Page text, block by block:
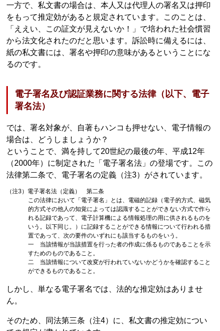
一方で、私文書の場合は、本人又は代理人の署名又は押印
をもって推定効があると規定されています。このことは、
「ええい、この証文が見えないか！」で培われた社会慣習
から法文化されたのだと思います。訴訟時に備えるには、
紙の私文書には、署名や押印の意味があるということにな
るのです。
電子署名及び認証業務に関する法律（以下、電子
署名法）
では、署名対象が、自著もハンコも押せない、電子情報の
場合は、どうしましょうか？
ということで、満を持して20世紀の最後の年、平成12年
（2000年）に制定された「電子署名法」の登場です。この
法律第二条で、電子署名の定義（注3）がされています。
（注3）電子署名法（定義） 第二条
この法律において「電子署名」とは、電磁的記録（電子的方式、磁気
的方式その他人の知覚によっては認識することができない方式で作ら
れる記録であって、電子計算機による情報処理の用に供されるものを
いう。以下同じ。）に記録することができる情報について行われる措
置であって、次の要件のいずれにも該当するものをいう。
一 当該情報が当該措置を行った者の作成に係るものであることを示
すためのものであること。
二 当該情報について改変が行われていないかどうかを確認すること
ができるものであること。
しかし、単なる電子署名では、法的な推定効はありませ
ん。
そのため、同法第三条（注4）に、私文書の推定効につい